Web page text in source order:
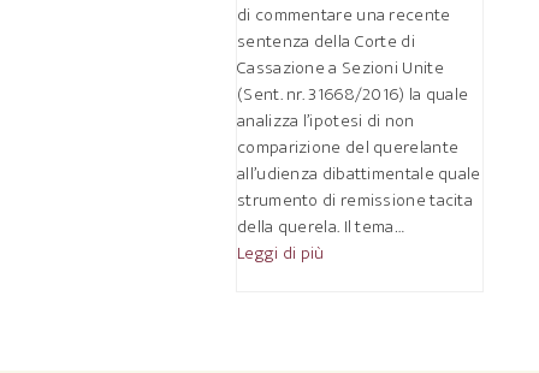
di commentare una recente
sentenza della Corte di
Cassazione a Sezioni Unite
(Sent. nr. 31668/2016) la quale
analizza l’ipotesi di non
comparizione del querelante
all’udienza dibattimentale quale
strumento di remissione tacita
della querela. Il tema…
Leggi di più